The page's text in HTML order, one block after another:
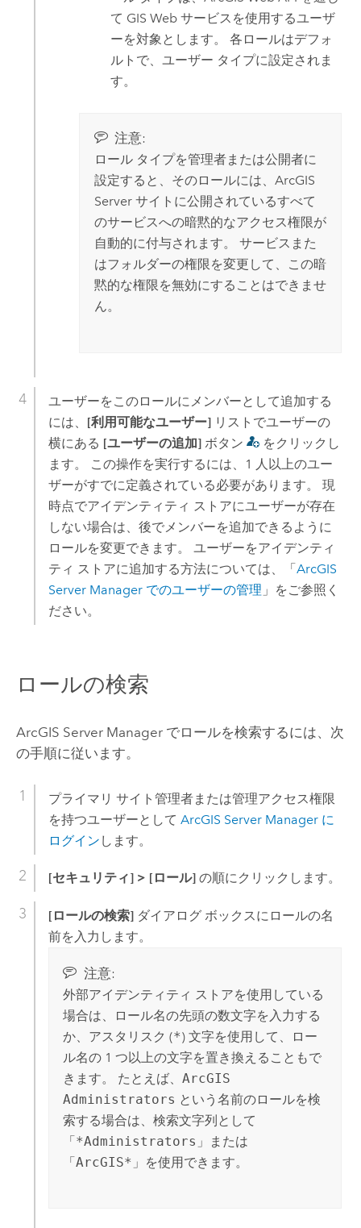
て GIS Web サービスを使用するユーザ
ーを対象とします。 各ロールはデフォ
ルトで、ユーザー タイプに設定されま
す。
注意:
ロール タイプを管理者または公開者に
設定すると、そのロールには、 ArcGIS
Serverサイトに公開されているすべて
のサービスへの暗黙的なアクセス権限が
自動的に付与されます。 サービスまた
はフォルダーの権限を変更して、この暗
黙的な権限を無効にすることはできませ
ん。
ユーザーをこのロールにメンバーとして追加する
には、 [利用可能なユーザー]リストでユーザーの
横にある [ユーザーの追加]ボタン
をクリックし
ます。 この操作を実行するには、1 人以上のユー
ザーがすでに定義されている必要があります。 現
時点でアイデンティティ ストアにユーザーが存在
しない場合は、後でメンバーを追加できるように
ロールを変更できます。 ユーザーをアイデンティ
ティ ストアに追加する方法については、「ArcGIS
Server Manager でのユーザーの管理 」をご参照く
ださい。
ロールの検索
ArcGIS Server Manager でロールを検索するには、次
の手順に従います。
プライマリ サイト管理者または管理アクセス権限
を持つユーザーとして ArcGIS Server Manager に
ログイン します。
[セキュリティ] > [ロール]の順にクリックします。
[ロールの検索]ダイアログ ボックスにロールの名
前を入力します。
注意:
外部アイデンティティ ストアを使用している
場合は、ロール名の先頭の数文字を入力する
か、アスタリスク (*) 文字を使用して、ロー
ル名の 1 つ以上の文字を置き換えることもで
きます。 たとえば、 ArcGIS
Administrators という名前のロールを検
索する場合は、検索文字列として
「*Administrators 」または
「ArcGIS* 」を使用できます。